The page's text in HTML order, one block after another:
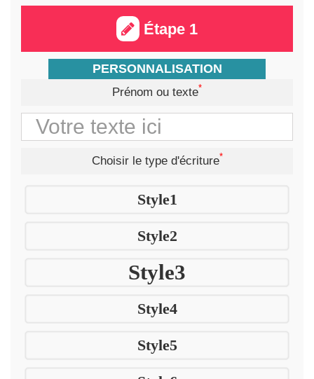
Étape 1
PERSONNALISATION
Prénom ou texte*
Choisir le type d'écriture*
Style1
Style2
Style3
Style4
Style5